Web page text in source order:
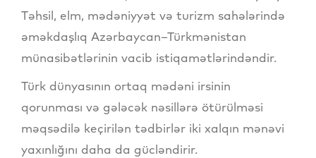
Təhsil, elm, mədəniyyət və turizm sahələrində
əməkdaşlıq Azərbaycan–Türkmənistan
münasibətlərinin vacib istiqamətlərindəndir.
Türk dünyasının ortaq mədəni irsinin
qorunması və gələcək nəsillərə ötürülməsi
məqsədilə keçirilən tədbirlər iki xalqın mənəvi
yaxınlığını daha da gücləndirir.